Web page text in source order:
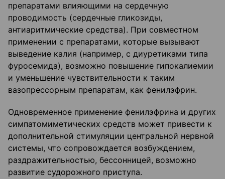
препаратами влияющими на сердечную
проводимость (сердечные гликозиды,
антиаритмические средства). При совместном
применении с препаратами, которые вызывают
выведение калия (например, с диуретиками типа
фуросемида), возможно повышение гипокалиемии
и уменьшение чувствительности к таким
вазопрессорным препаратам, как фенилэфрин.
Одновременное применение фенилэфрина и других
симпатомиметических средств может привести к
дополнительной стимуляции центральной нервной
системы, что сопровождается возбуждением,
раздражительностью, бессонницей, возможно
развитие судорожного приступа.